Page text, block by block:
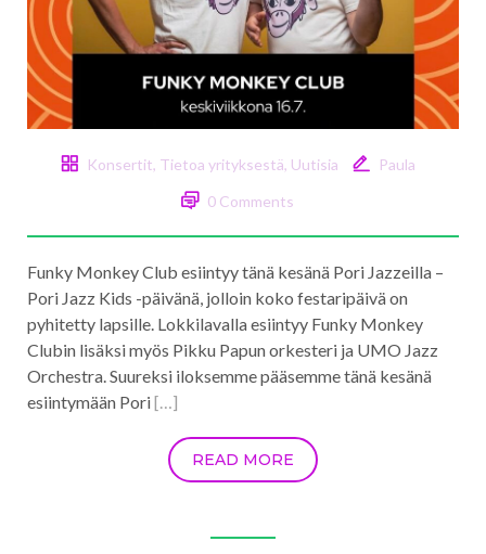
Konsertit, Tietoa yrityksestä, Uutisia
Paula
0 Comments
Funky Monkey Club esiintyy tänä kesänä Pori Jazzeilla –
Pori Jazz Kids -päivänä, jolloin koko festaripäivä on
pyhitetty lapsille. Lokkilavalla esiintyy Funky Monkey
Clubin lisäksi myös Pikku Papun orkesteri ja UMO Jazz
Orchestra. Suureksi iloksemme pääsemme tänä kesänä
esiintymään Pori[…]
READ MORE